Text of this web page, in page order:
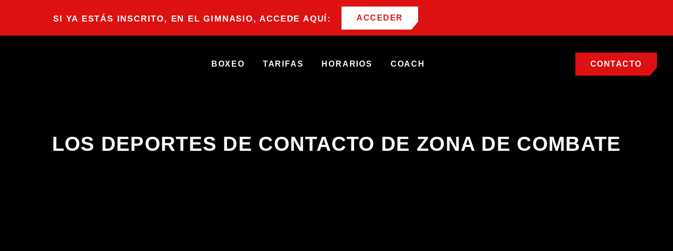
SI YA ESTÁS INSCRITO, EN EL GIMNASIO, ACCEDE AQUÍ: ACCEDER
BOXEO TARIFAS HORARIOS COACH CONTACTO
LOS DEPORTES DE CONTACTO DE ZONA DE COMBATE